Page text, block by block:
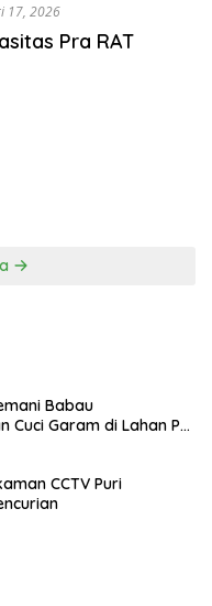
17, 2026
Pra RAT
Babau
Garam di Lahan PT.
CCTV Puri